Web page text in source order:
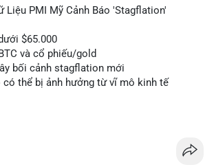
Liệu PMI Mỹ Cảnh Báo 'Stagflation'
$65.000
và cổ phiếu/gold
bối cảnh stagflation mới
thể bị ảnh hưởng từ vĩ mô kinh tế